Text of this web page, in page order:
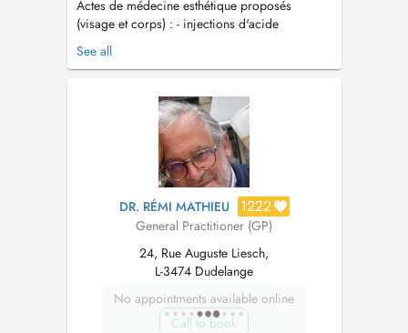
Actes de médecine esthétique proposés
(visage et corps) : - injections d'acide
hyaluronique - injections de toxine botulique
(botox) - injections d'inducteurs de collagène
NCTF 135HA - mésobotox ("microbotox") -
pose de fils tenseurs Aptos (expert...
See all
DR. RÉMI MATHIEU 1222
General Practitioner (GP)
24, Rue Auguste Liesch,
L-3474 Dudelange
No appointments available online
Call to book